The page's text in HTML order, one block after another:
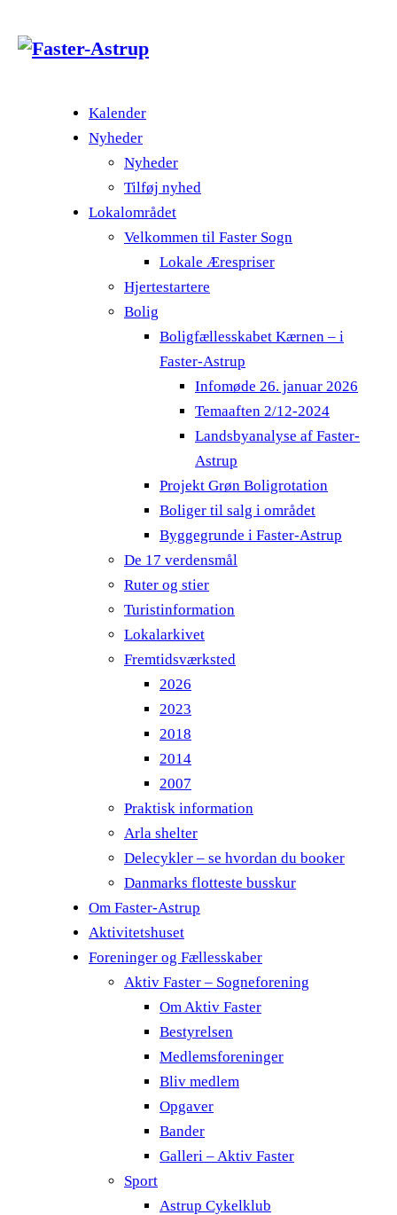
Kalender
Nyheder
Nyheder
Tilføj nyhed
Lokalområdet
Velkommen til Faster Sogn
Lokale Ærespriser
Hjertestartere
Bolig
Boligfællesskabet Kærnen – i
Faster-Astrup
Infomøde 26. januar 2026
Temaaften 2/12-2024
Landsbyanalyse af Faster-
Astrup
Projekt Grøn Boligrotation
Boliger til salg i området
Byggegrunde i Faster-Astrup
De 17 verdensmål
Ruter og stier
Turistinformation
Lokalarkivet
Fremtidsværksted
2026
2023
2018
2014
2007
Praktisk information
Arla shelter
Delecykler – se hvordan du booker
Danmarks flotteste busskur
Om Faster-Astrup
Aktivitetshuset
Foreninger og Fællesskaber
Aktiv Faster – Sogneforening
Om Aktiv Faster
Bestyrelsen
Medlemsforeninger
Bliv medlem
Opgaver
Bander
Galleri – Aktiv Faster
Sport
Astrup Cykelklub